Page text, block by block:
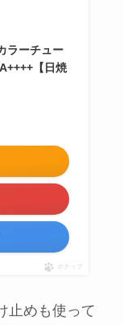
ラーチュー
【日焼
ポチップ
止めも使って